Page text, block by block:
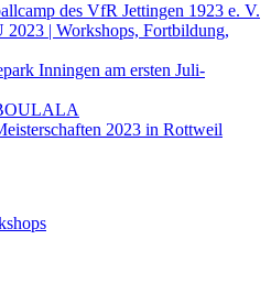
des VfR Jettingen 1923 e. V.
| Workshops, Fortbildung,
Inningen am ersten Juli-
2023 in Rottweil